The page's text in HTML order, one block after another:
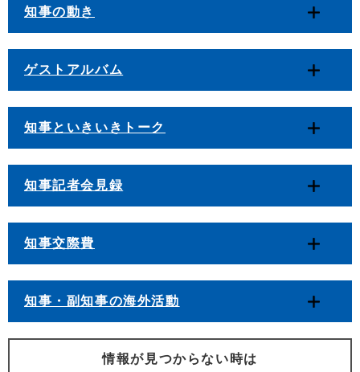
知事の動き
ゲストアルバム
知事といきいきトーク
知事記者会見録
知事交際費
知事・副知事の海外活動
情報が見つからない時は